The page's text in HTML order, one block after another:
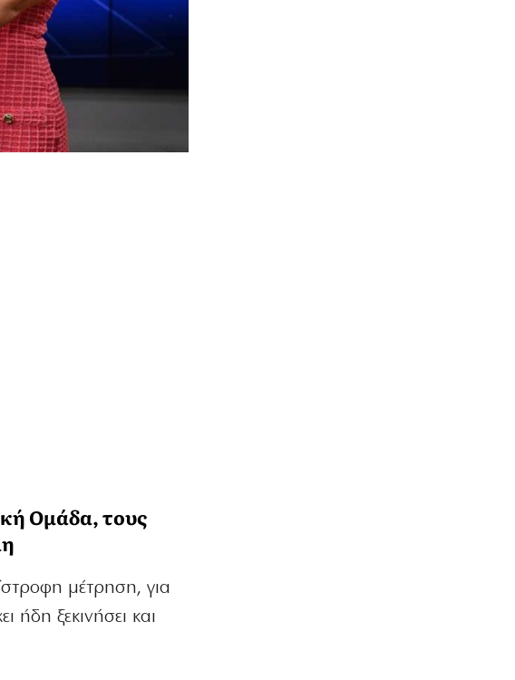
Ομάδα, τους
μέτρηση, για
ήδη ξεκινήσει και